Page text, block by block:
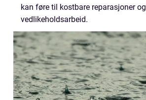
kan føre til kostbare reparasjoner og
vedlikeholdsarbeid.